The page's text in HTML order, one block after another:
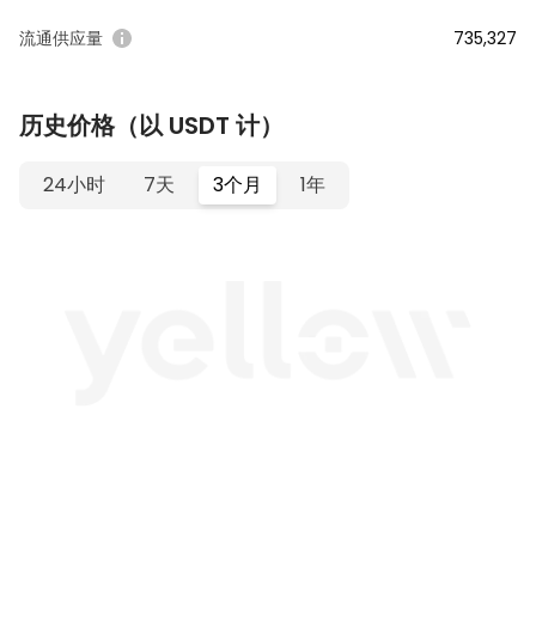
流通供应量 735,327
历史价格（以 USDT 计）
24小时 7天 3个月 1年